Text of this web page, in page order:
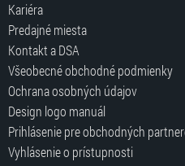
Kariéra
Predajné miesta
Kontakt a DSA
Všeobecné obchodné podmienky
Ochrana osobných údajov
Design logo manuál
Prihlásenie pre obchodných
Vyhlásenie o prístupnosti